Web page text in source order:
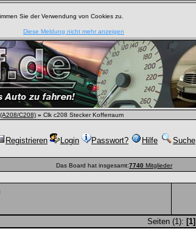
Sie der Verwendung von Cookies zu.
Diese Meldung nicht mehr anzeigen
C208) » Clk c208 Stecker Kofferraum
Registrieren Login Passwort? Hilfe Suche
Das Board hat insgesamt:7740 Mitglieder
Seiten (1): [1]